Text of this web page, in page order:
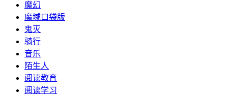
魔幻
魔域口袋版
鬼灭
骑行
音乐
陌生人
阅读教育
阅读学习